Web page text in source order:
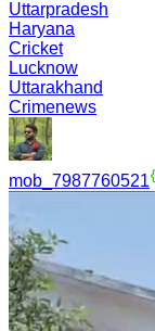
Uttarpradesh
Haryana
Cricket
Lucknow
Uttarakhand
Crimenews
mob_7987760521